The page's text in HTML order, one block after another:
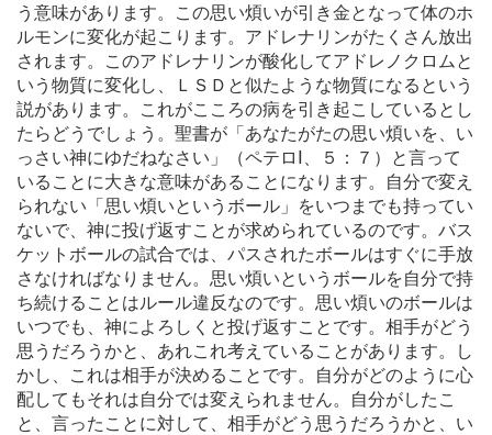
う意味があります。この思い煩いが引き金となって体のホ
ルモンに変化が起こります。アドレナリンがたくさん放出
されます。このアドレナリンが酸化してアドレノクロムと
いう物質に変化し、ＬＳＤと似たような物質になるという
説があります。これがこころの病を引き起こしているとし
たらどうでしょう。聖書が「あなたがたの思い煩いを、い
っさい神にゆだねなさい」（ペテロⅠ、５：７）と言って
いることに大きな意味があることになります。自分で変え
られない「思い煩いというボール」をいつまでも持ってい
ないで、神に投げ返すことが求められているのです。バス
ケットボールの試合では、パスされたボールはすぐに手放
さなければなりません。思い煩いというボールを自分で持
ち続けることはルール違反なのです。思い煩いのボールは
いつでも、神によろしくと投げ返すことです。相手がどう
思うだろうかと、あれこれ考えていることがあります。し
かし、これは相手が決めることです。自分がどのように心
配してもそれは自分では変えられません。自分がしたこ
と、言ったことに対して、相手がどう思うだろうかと、い